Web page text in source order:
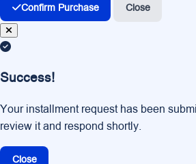
Confirm Purchase Close
Success!
Your installment request has been
review it and respond shortly.
Close